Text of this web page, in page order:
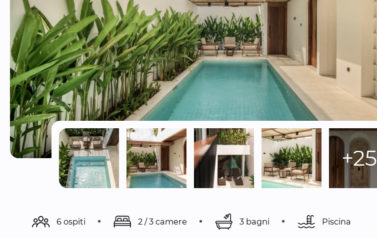
+25
6 ospiti 2 / 3 camere 3 bagni Piscina